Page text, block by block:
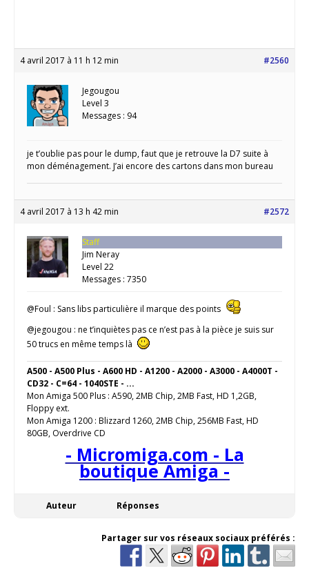
4 avril 2017 à 11 h 12 min #2560
Jegougou
Level 3
Messages : 94
je t’oublie pas pour le dump, faut que je retrouve la D7 suite à
mon déménagement. J’ai encore des cartons dans mon bureau
4 avril 2017 à 13 h 42 min #2572
Staff
Jim Neray
Level 22
Messages : 7350
@Foul : Sans libs particulière il marque des points
@jegougou : ne t’inquiètes pas ce n’est pas à la pièce je suis sur
50 trucs en même temps là
A500 - A500 Plus - A600 HD - A1200 - A2000 - A3000 - A4000T -
CD32 - C=64 - 1040STE - ...
Mon Amiga 500 Plus : A590, 2MB Chip, 2MB Fast, HD 1,2GB,
Floppy ext.
Mon Amiga 1200 : Blizzard 1260, 2MB Chip, 256MB Fast, HD
80GB, Overdrive CD
- Micromiga.com - La
boutique Amiga -
Auteur Réponses
Partager sur vos réseaux sociaux préférés :